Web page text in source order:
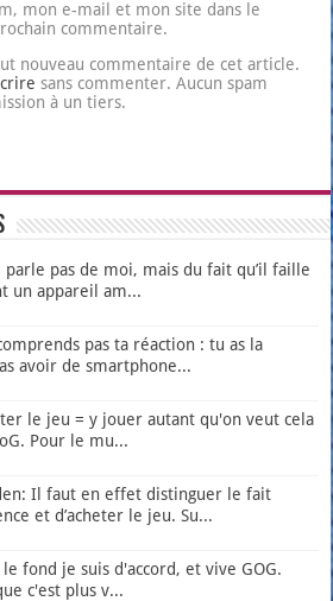
mon e-mail et mon site dans le
commentaire.
nouveau commentaire de cet article.
sans commenter. Aucun spam
à un tiers.
parle pas de moi, mais du fait qu’il faille
un appareil am...
pas ta réaction : tu as la
avoir de smartphone...
le jeu = y jouer autant qu'on veut cela
Pour le mu...
Il faut en effet distinguer le fait
et d’acheter le jeu. Su...
fond je suis d'accord, et vive GOG.
c'est plus v...